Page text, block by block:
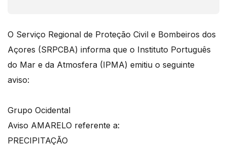
O Serviço Regional de Proteção Civil e Bombeiros dos
Açores (SRPCBA) informa que o Instituto Português
do Mar e da Atmosfera (IPMA) emitiu o seguinte
aviso:
Grupo Ocidental
Aviso AMARELO referente a:
PRECIPITAÇÃO